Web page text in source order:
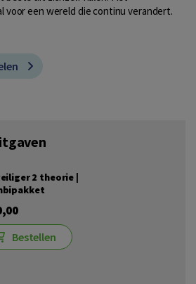
voor een wereld die continu verandert.
2 theorie |
Bestellen